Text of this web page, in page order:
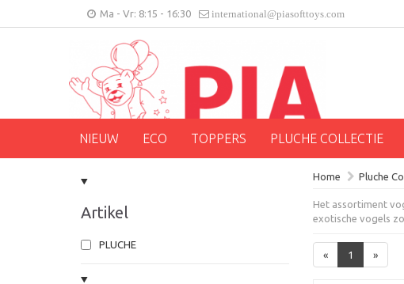
Ma - Vr: 8:15 - 16:30 international@piasofttoys.com
NIEUW ECO TOPPERS PLUCHE COLLECTIE
Artikel
PLUCHE
Home Pluche
Het assortiment
exotische vogels
« 1 »